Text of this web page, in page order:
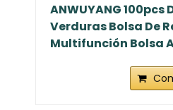
ANWUYANG 100pcs
Verduras Bolsa De
Multifunción Bolsa